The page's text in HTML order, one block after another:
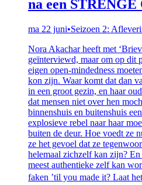
na een
ma 22 juni•Seizoen 2:
Nora Akachar heeft met
geïnterviewd, maar om op dit
eigen open-mindedness
kon zijn. Waar komt dat dan
in een groot gezin, en haar
dat mensen niet over hen
binnenshuis en buitenshuis
explosieve rebel naar haar
buiten de deur. Hoe voedt ze
ze het gevoel dat ze
helemaal zichzelf kan zijn?
meest authentieke zelf kan
faken ’til you made it? Laat